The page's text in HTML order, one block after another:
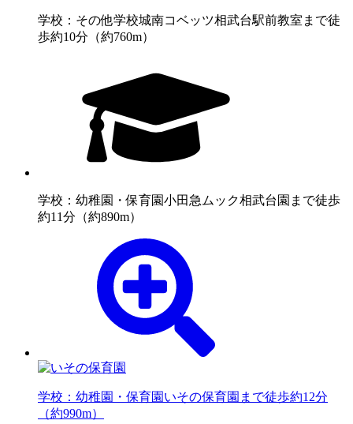
学校：その他学校城南コベッツ相武台駅前教室まで徒
歩約10分（約760m）
学校：幼稚園・保育園小田急ムック相武台園まで徒歩
約11分（約890m）
学校：幼稚園・保育園 いその保育園まで徒歩約12分
（約990m）